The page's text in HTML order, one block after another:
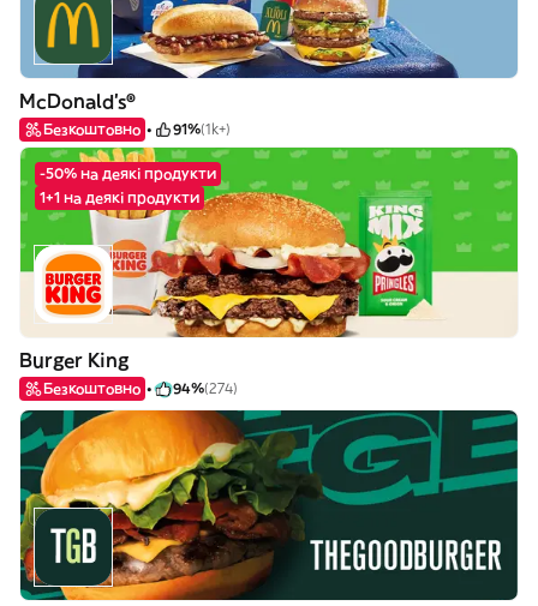
McDonald's®
Безкоштовно 91%(1k+)
-50% на деякі продукти
1+1 на деякі продукти
Burger King
Безкоштовно 94%(274)